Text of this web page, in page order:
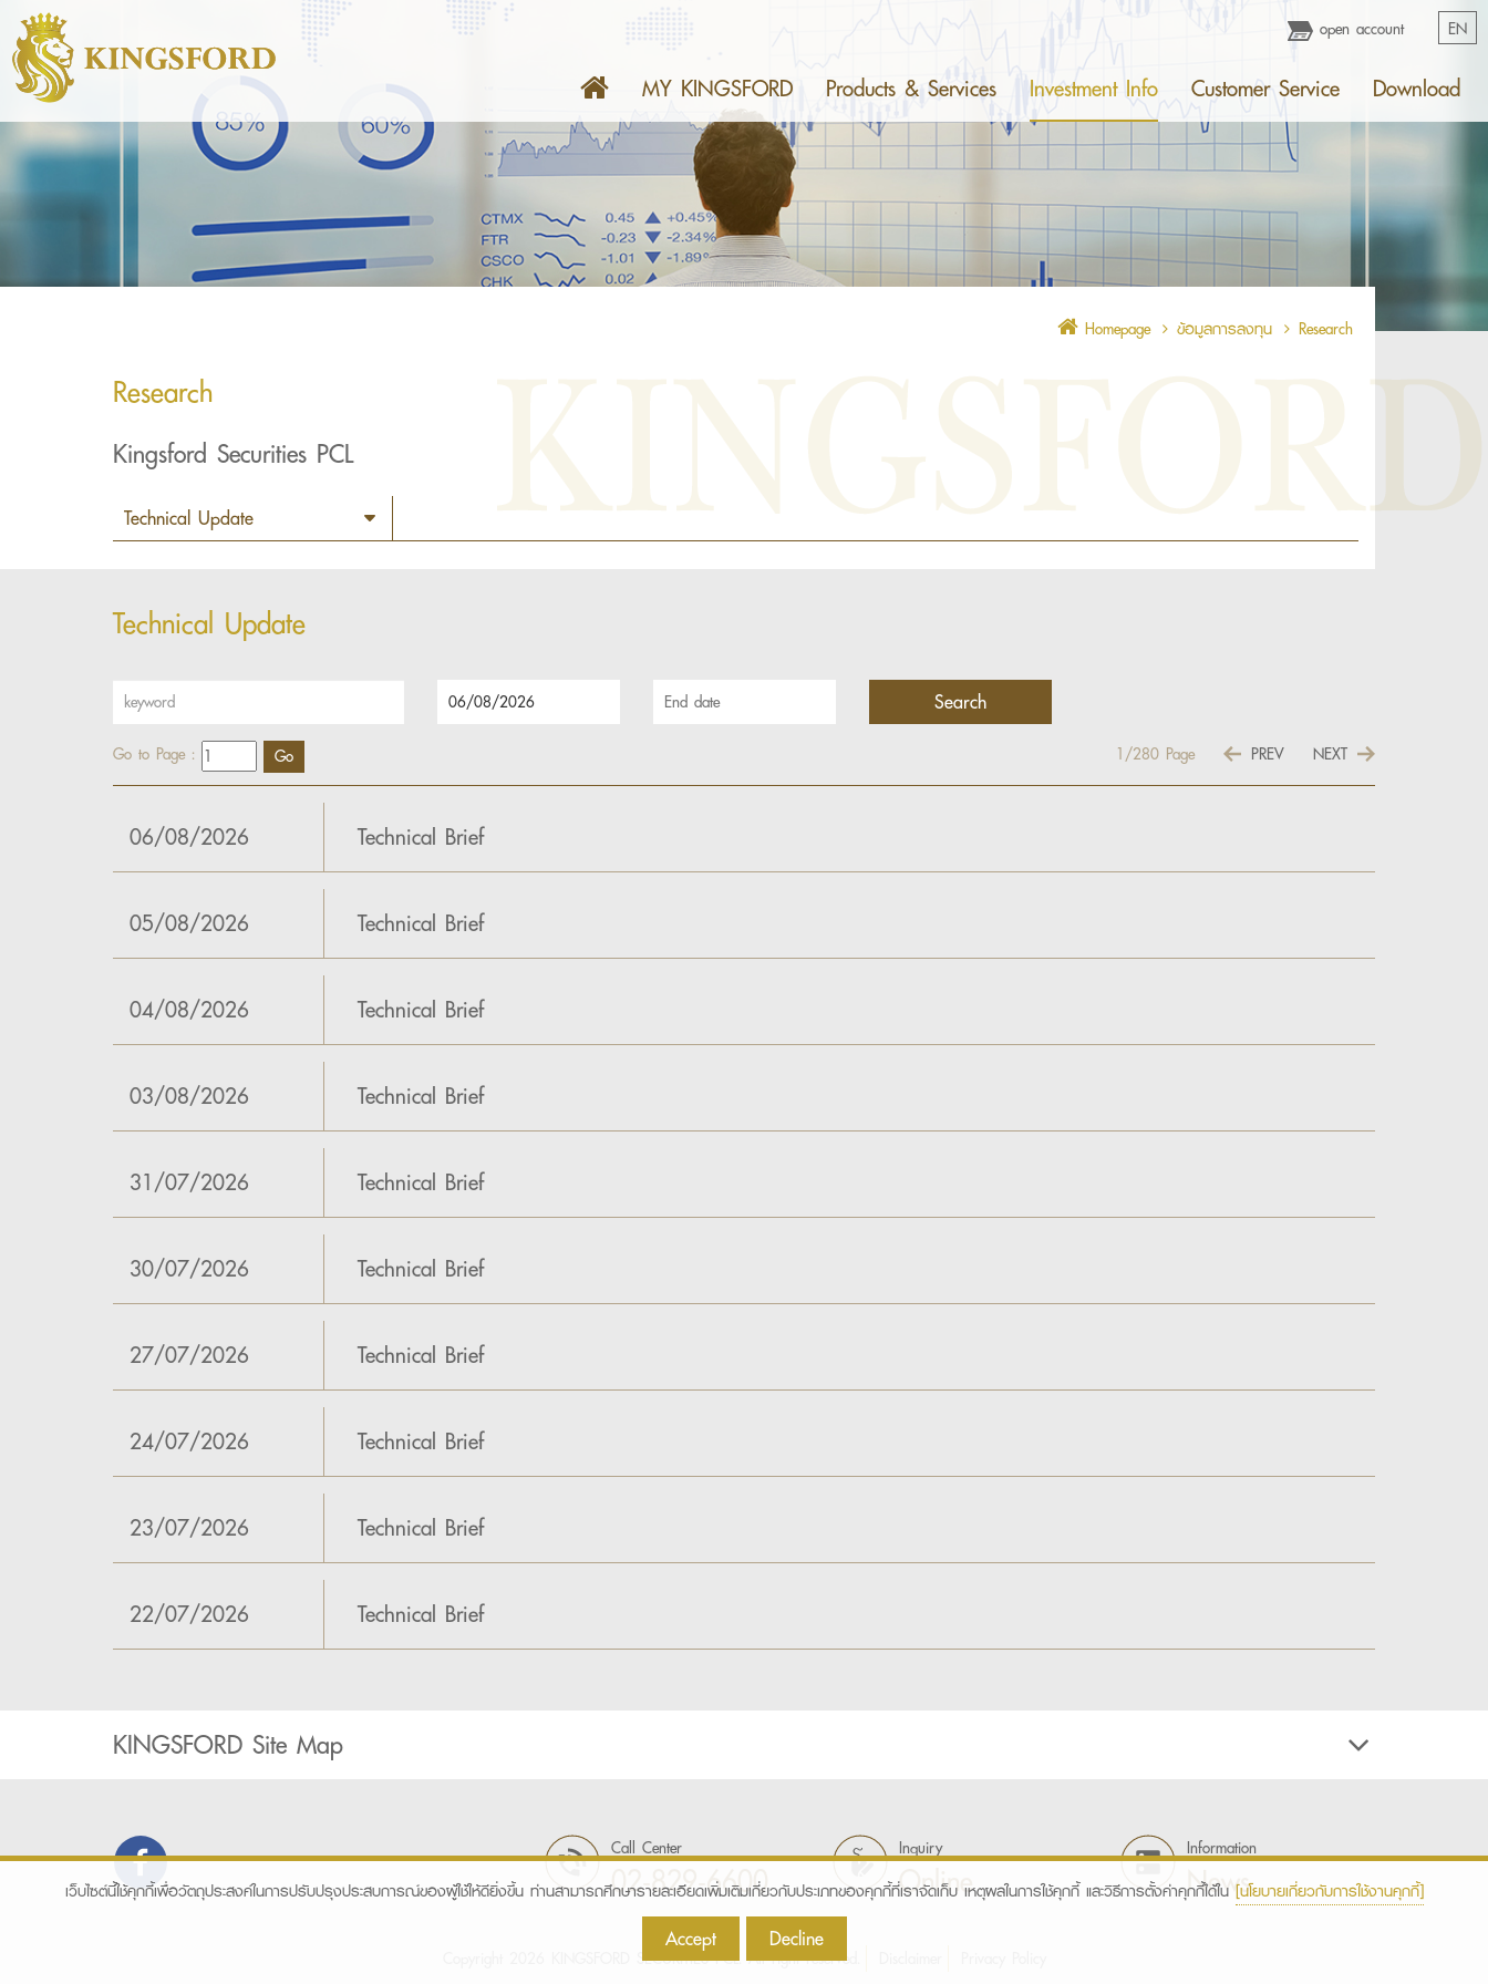
open account EN
MY KINGSFORD Products & Services Investment Info Customer Service Download
Homepage ข้อมูลการลงทุน Research
Research
Kingsford Securities PCL
Technical Update
Go to Page : 1/280 Page PREV NEXT
06/08/2026 Technical Brief
05/08/2026 Technical Brief
04/08/2026 Technical Brief
03/08/2026 Technical Brief
31/07/2026 Technical Brief
30/07/2026 Technical Brief
27/07/2026 Technical Brief
24/07/2026 Technical Brief
23/07/2026 Technical Brief
22/07/2026 Technical Brief
KINGSFORD Site Map
Call Center
02-829-6600
Inquiry
Online
Information
News
Copyright 2026 KINGSFORD SECURITIES PCL. All right reserved.
เว็บไซต์นี้ใช้คุกกี้เพื่อวัตถุประสงค์ในการปรับปรุงประสบการณ์ของผู้ใช้ให้ดียิ่งขึ้น ท่านสามารถศึกษารายละเอียดเพิ่มเติมเกี่ยวกับประเภทของคุกกี้ที่เราจัดเก็บ เหตุผลในการใช้คุกกี้ และวิธีการตั้งค่าคุกกี้ได้ใน [นโยบายเกี่ยวกับการใช้งานคุกกี้]
Accept Decline